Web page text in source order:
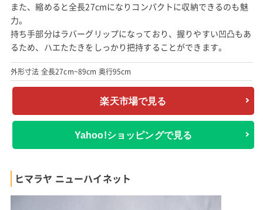
また、縮めると全長27cmになりコンパクトに収納できるのも魅
力。
持ち手部分はラバーグリップになっており、握りやすい凹凸もあ
るため、ハエたたきをしっかり把持することができます。
外形寸法 全長27cm~89cm 奥行95cm
楽天市場で見る
Yahoo!ショッピングで見る
ヒマラヤ ニューハイネット